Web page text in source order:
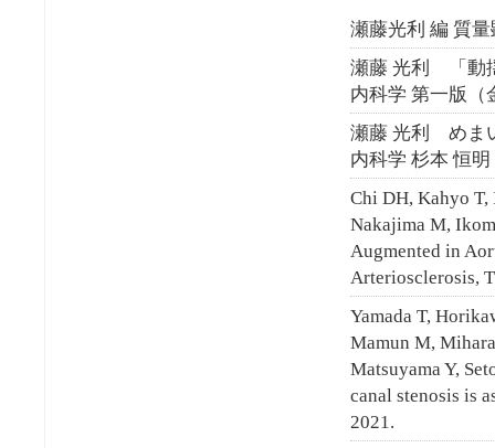
瀬藤光利 編 質
瀬藤 光利 「動
内科学 第一版（
瀬藤 光利 めま
内科学 杉本 恒
Chi DH, Kahyo
Nakajima M,
Augmented in
Arteriosclerosis,
Yamada T,
Mamun M, Mihara
Matsuyama Y,
canal stenosis is
2021.